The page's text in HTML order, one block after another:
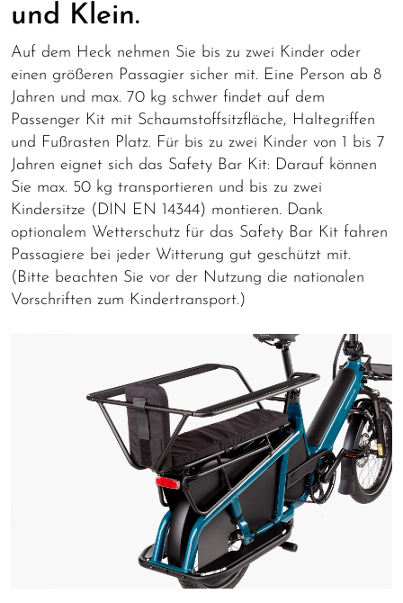
und Klein.
Auf dem Heck nehmen Sie bis zu zwei Kinder oder
einen größeren Passagier sicher mit. Eine Person ab 8
Jahren und max. 70 kg schwer findet auf dem
Passenger Kit mit Schaumstoffsitzfläche, Haltegriffen
und Fußrasten Platz. Für bis zu zwei Kinder von 1 bis 7
Jahren eignet sich das Safety Bar Kit: Darauf können
Sie max. 50 kg transportieren und bis zu zwei
Kindersitze (DIN EN 14344) montieren. Dank
optionalem Wetterschutz für das Safety Bar Kit fahren
Passagiere bei jeder Witterung gut geschützt mit.
(Bitte beachten Sie vor der Nutzung die nationalen
Vorschriften zum Kindertransport.)